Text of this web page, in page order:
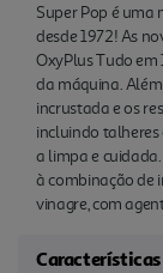
Super Pop é uma
desde 1972! As
OxyPlus Tudo
da máquina.
incrustada e os
incluindo
a limpa e
à combinação de
vinagre, com
Características